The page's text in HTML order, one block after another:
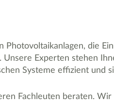
Photovoltaikanlagen, die
Unsere Experten stehen
Systeme effizient und
Fachleuten beraten. Wir